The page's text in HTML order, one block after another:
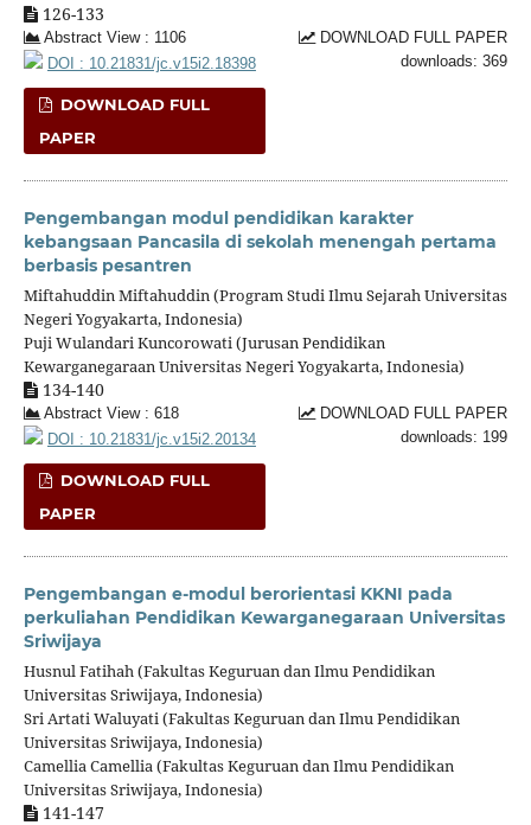
126-133
Abstract View : 1106
DOWNLOAD FULL PAPER
downloads: 369
DOI : 10.21831/jc.v15i2.18398
DOWNLOAD FULL
PAPER
Pengembangan modul pendidikan karakter
kebangsaan Pancasila di sekolah menengah pertama
berbasis pesantren
Miftahuddin Miftahuddin (Program Studi Ilmu Sejarah Universitas
Negeri Yogyakarta, Indonesia)
Puji Wulandari Kuncorowati (Jurusan Pendidikan
Kewarganegaraan Universitas Negeri Yogyakarta, Indonesia)
134-140
Abstract View : 618
DOWNLOAD FULL PAPER
downloads: 199
DOI : 10.21831/jc.v15i2.20134
DOWNLOAD FULL
PAPER
Pengembangan e-modul berorientasi KKNI pada
perkuliahan Pendidikan Kewarganegaraan Universitas
Sriwijaya
Husnul Fatihah (Fakultas Keguruan dan Ilmu Pendidikan
Universitas Sriwijaya, Indonesia)
Sri Artati Waluyati (Fakultas Keguruan dan Ilmu Pendidikan
Universitas Sriwijaya, Indonesia)
Camellia Camellia (Fakultas Keguruan dan Ilmu Pendidikan
Universitas Sriwijaya, Indonesia)
141-147